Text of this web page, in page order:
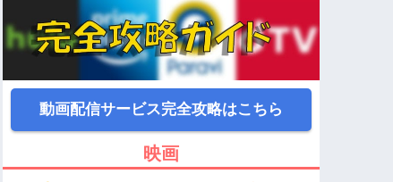
動画配信サービス完全攻略はこちら
映画